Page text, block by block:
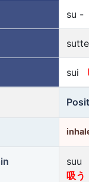
su -
sutte
sui
suu
吸う